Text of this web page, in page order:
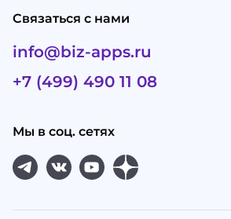
Связаться с нами
info@biz-apps.ru
+7 (499) 490 11 08
Мы в соц. сетях